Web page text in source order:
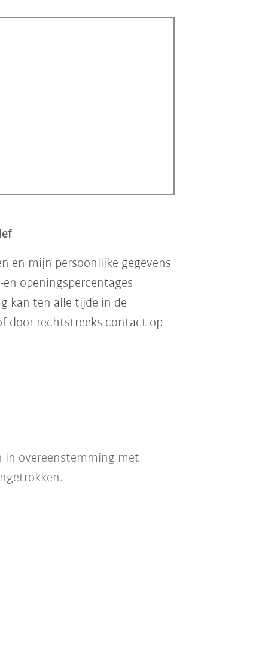
en mijn persoonlijke gegevens
openingspercentages
kan ten alle tijde in de
door rechtstreeks contact op
in overeenstemming met